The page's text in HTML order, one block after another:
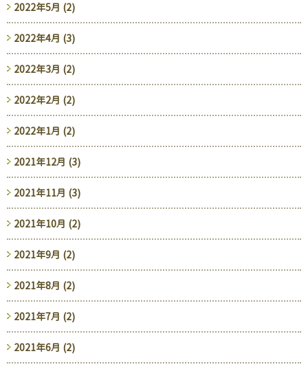
2022年5月 (2)
2022年4月 (3)
2022年3月 (2)
2022年2月 (2)
2022年1月 (2)
2021年12月 (3)
2021年11月 (3)
2021年10月 (2)
2021年9月 (2)
2021年8月 (2)
2021年7月 (2)
2021年6月 (2)